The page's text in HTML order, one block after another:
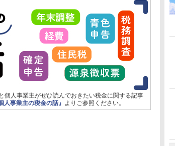
個人事業主がぜひ読んでおきたい税金に関する記事
人事業主の税金の話』 よりご参照ください。